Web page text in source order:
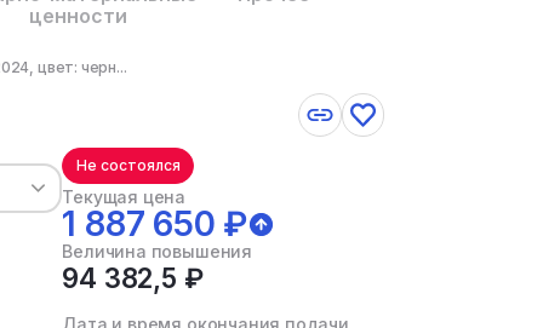
ценности
цвет: черн...
Не состоялся
Текущая цена
1 887 650 ₽
Величина повышения
94 382,5 ₽
Дата и время окончания подачи